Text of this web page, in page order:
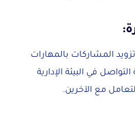
المشاركات بالمهارات
في البيئة الإدارية
مع الآخرين.